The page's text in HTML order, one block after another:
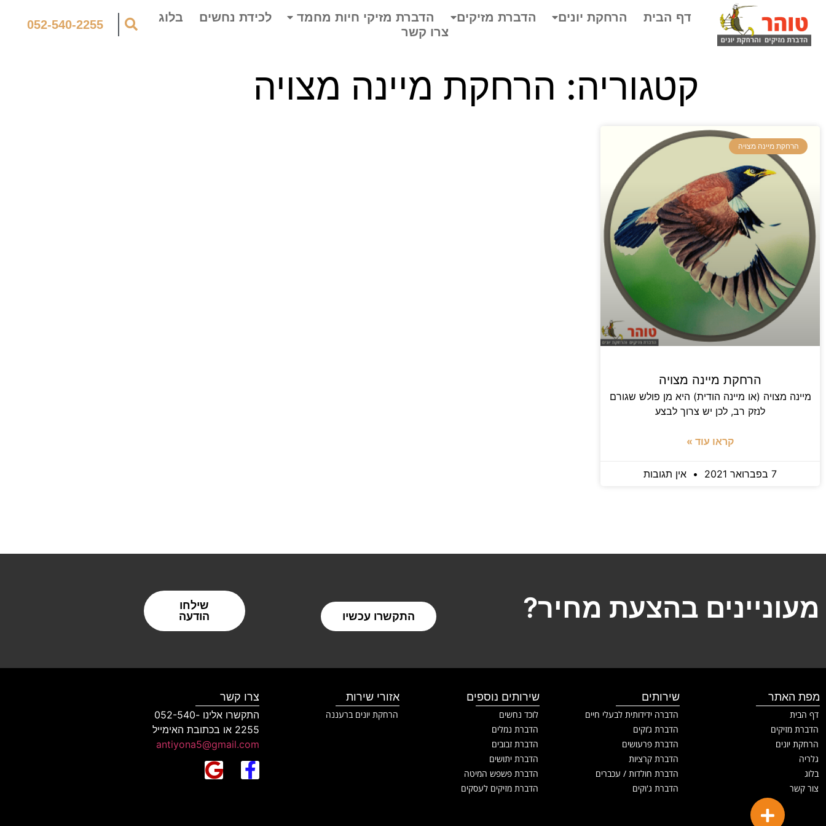
דף הבית הרחקת יונים הדברת מזיקים הדברת מזיקי חיות מחמד לכידת נחשים
בלוג
צרו קשר
052-540-2255
קטגוריה: הרחקת מיינה מצויה
הרחקת מיינה מצויה
הרחקת מיינה מצויה
מיינה מצויה (או מיינה הודית) היא מן פולש שגורם
לנזק רב, לכן יש צרוך לבצע
קראו עוד »
7 בפברואר 2021 אין תגובות
מעוניינים בהצעת מחיר? התקשרו עכשיו
שילחו
הודעה
מפת האתר
דף הבית
הדברת מזיקים
הרחקת יונים
גלריה
בלוג
צור קשר
שירותים
הדברה ידידותית לבעלי חיים
הדברת ג’וקים
הדברת פרעושים
הדברת קרציות
הדברת חולדות / עכברים
הדברת ג'וקים
שירותים נוספים
לוכד נחשים
הדברת נמלים
הדברת זבובים
הדברת יתושים
הדברת פשפש המיטה
הדברת מזיקים לעסקים
אזורי שירות
הרחקת יונים ברעננה
צרו קשר
התקשרו אלינו 052-540-
2255 או בכתובת האימייל
antiyona5@gmail.com